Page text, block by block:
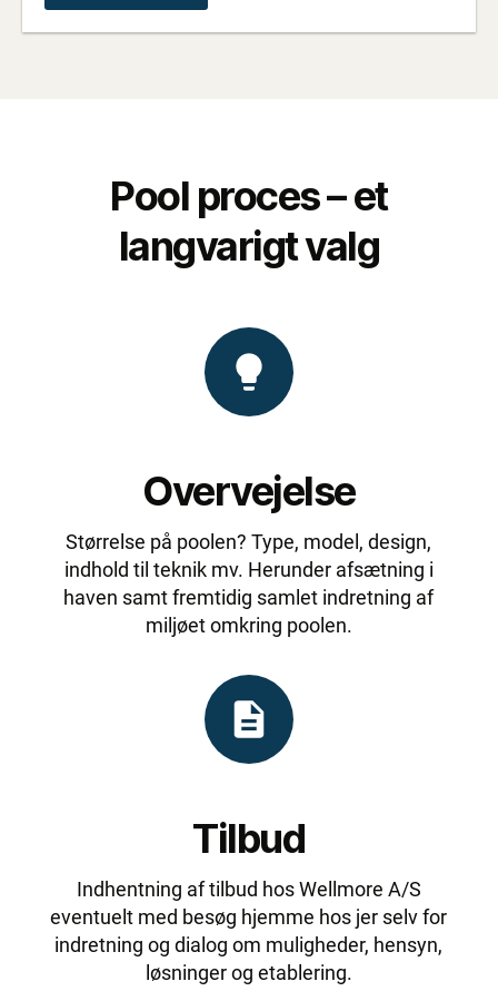
Pool proces – et
langvarigt valg
Overvejelse
Størrelse på poolen? Type, model, design,
indhold til teknik mv. Herunder afsætning i
haven samt fremtidig samlet indretning af
miljøet omkring poolen.
Tilbud
Indhentning af tilbud hos Wellmore A/S
eventuelt med besøg hjemme hos jer selv for
indretning og dialog om muligheder, hensyn,
løsninger og etablering.